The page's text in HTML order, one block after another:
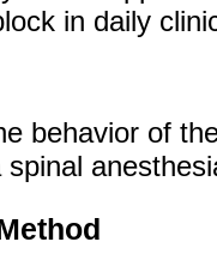
in daily
behavior of